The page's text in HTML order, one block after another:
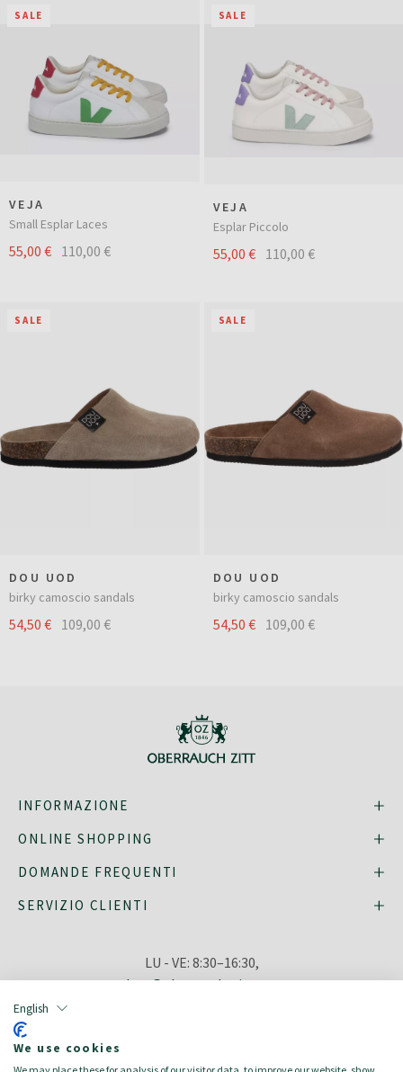
English
We use cookies
SALE
VEJA
Small Esplar Laces
55,00 € 110,00 €
SALE
VEJA
Esplar Piccolo
55,00 € 110,00 €
SALE
DOU UOD
birky camoscio sandals
54,50 € 109,00 €
SALE
DOU UOD
birky camoscio sandals
54,50 € 109,00 €
INFORMAZIONE
ONLINE SHOPPING
DOMANDE FREQUENTI
SERVIZIO CLIENTI
LU - VE: 8:30–16:30,
shop@oberrauch-zitt.com